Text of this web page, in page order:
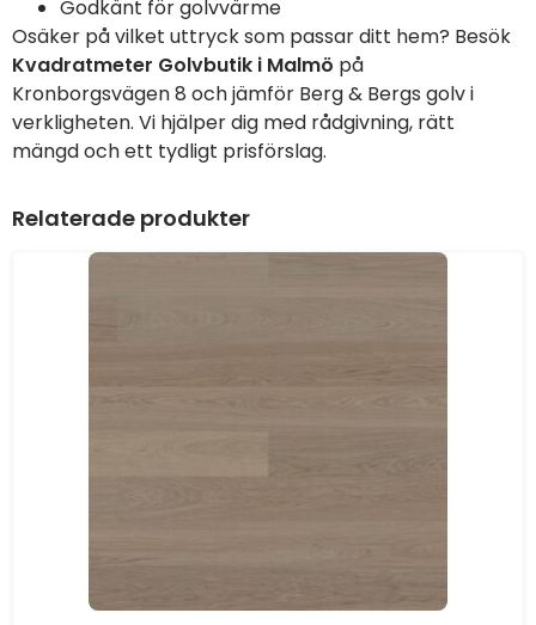
Godkänt för golvvärme
Osäker på vilket uttryck som passar ditt hem? Besök
Kvadratmeter Golvbutik i Malmö på
Kronborgsvägen 8 och jämför Berg & Bergs golv i
verkligheten. Vi hjälper dig med rådgivning, rätt
mängd och ett tydligt prisförslag.
Relaterade produkter